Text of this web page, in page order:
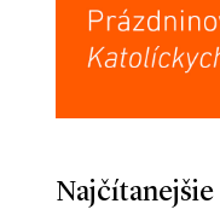
Najčítanejšie